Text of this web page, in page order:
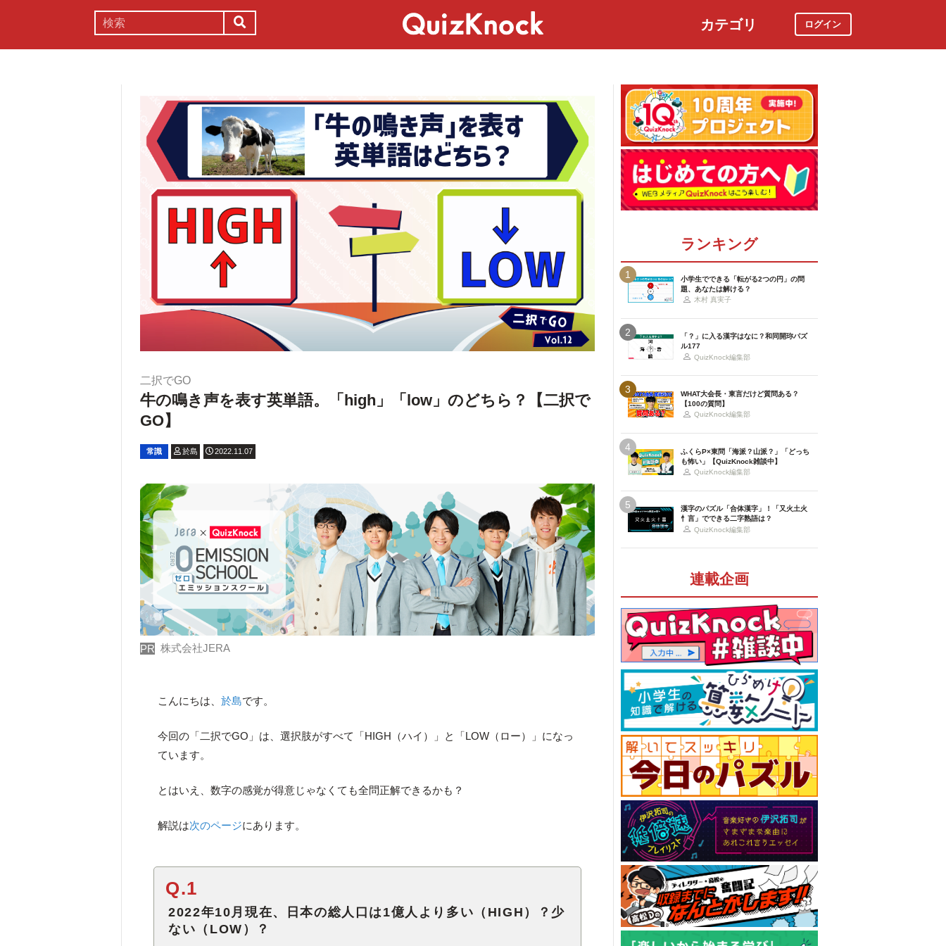
カテゴリ ログイン
二択でGO
牛の鳴き声を表す英単語。「high」「low」のどちら？【二択で
GO】
常識 於島 2022.11.07
PR 株式会社JERA
こんにちは、於島です。
今回の「二択でGO」は、選択肢がすべて「HIGH（ハイ）」と「LOW（ロー）」になっ
ています。
とはいえ、数字の感覚が得意じゃなくても全問正解できるかも？
解説は次のページにあります。
Q.1
2022年10月現在、日本の総人口は1億人より多い（HIGH）？少
ない（LOW）？
ランキング
1
小学生でできる「転がる2つの円」の問
題、あなたは解ける？
木村 真実子
2
「？」に入る漢字はなに？和同開珎パズ
ル177
QuizKnock編集部
3
WHAT大会長・東言だけど質問ある？
【100の質問】
QuizKnock編集部
4
ふくらP×東問「海派？山派？」「どっち
も怖い」【QuizKnock雑談中】
QuizKnock編集部
5
漢字のパズル「合体漢字」！「又火土火
忄言」でできる二字熟語は？
QuizKnock編集部
連載企画